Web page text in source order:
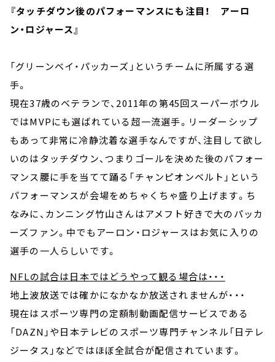
『タッチダウン後のパフォーマンスにも注目！ アーロ
ン・ロジャース』
「グリーンベイ・パッカーズ」というチームに所属する選
手。
現在37歳のベテランで、2011年の第45回スーパーボウル
ではMVPにも選ばれている超一流選手。リーダーシップ
もあって非常に冷静沈着な選手なんですが、注目して欲し
いのはタッチダウン、つまりゴールを決めた後のパフォー
マンス腰に手を当てて踊る「チャンピオンベルト」という
パフォーマンスが会場をめちゃくちゃ盛り上げます。ち
なみに、カンニング竹山さんはアメフト好きで大のパッカ
ーズファン。中でもアーロン・ロジャースはお気に入りの
選手の一人らしいです。
NFLの試合は日本ではどうやって観る場合は・・・
地上波放送では確かになかなか放送されませんが・・・
現在はスポーツ専門の定額制動画配信サービスである
「DAZN」や日本テレビのスポーツ専門チャンネル「日テレ
ジータス」などではほぼ全試合が配信されています。